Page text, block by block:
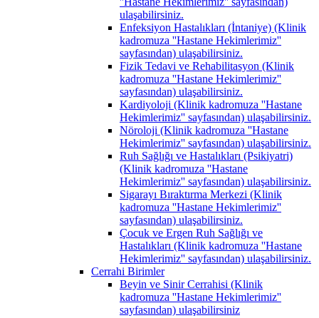
ulaşabilirsiniz.
Enfeksiyon Hastalıkları (İntaniye) (Klinik
kadromuza ''Hastane Hekimlerimiz''
sayfasından) ulaşabilirsiniz.
Fizik Tedavi ve Rehabilitasyon (Klinik
kadromuza ''Hastane Hekimlerimiz''
sayfasından) ulaşabilirsiniz.
Kardiyoloji (Klinik kadromuza ''Hastane
Hekimlerimiz'' sayfasından) ulaşabilirsiniz.
Nöroloji (Klinik kadromuza ''Hastane
Hekimlerimiz'' sayfasından) ulaşabilirsiniz.
Ruh Sağlığı ve Hastalıkları (Psikiyatri)
(Klinik kadromuza ''Hastane
Hekimlerimiz'' sayfasından) ulaşabilirsiniz.
Sigarayı Bıraktırma Merkezi (Klinik
kadromuza ''Hastane Hekimlerimiz''
sayfasından) ulaşabilirsiniz.
Çocuk ve Ergen Ruh Sağlığı ve
Hastalıkları (Klinik kadromuza ''Hastane
Hekimlerimiz'' sayfasından) ulaşabilirsiniz.
Cerrahi Birimler
Beyin ve Sinir Cerrahisi (Klinik
kadromuza ''Hastane Hekimlerimiz''
sayfasından) ulaşabilirsiniz